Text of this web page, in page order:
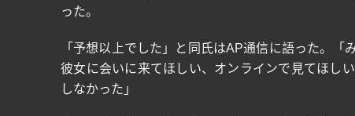
った。
「予想以上でした」と同氏はAP通信に語った。「
彼女に会いに来てほしい、オンラインで見てほし
しなかった」